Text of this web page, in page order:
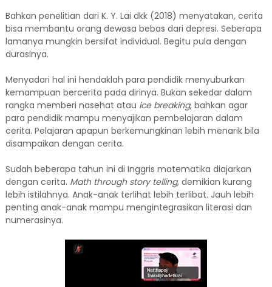
Bahkan penelitian dari K. Y. Lai dkk (2018) menyatakan, cerita
bisa membantu orang dewasa bebas dari depresi. Seberapa
lamanya mungkin bersifat individual. Begitu pula dengan
durasinya.
Menyadari hal ini hendaklah para pendidik menyuburkan
kemampuan bercerita pada dirinya. Bukan sekedar dalam
rangka memberi nasehat atau ice breaking, bahkan agar
para pendidik mampu menyajikan pembelajaran dalam
cerita. Pelajaran apapun berkemungkinan lebih menarik bila
disampaikan dengan cerita.
Sudah beberapa tahun ini di Inggris matematika diajarkan
dengan cerita. Math through story telling, demikian kurang
lebih istilahnya. Anak-anak terlihat lebih terlibat. Jauh lebih
penting anak-anak mampu mengintegrasikan literasi dan
numerasinya.